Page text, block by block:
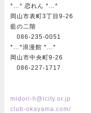
*…* 恋れん *…*
岡山市表町3丁目9-26
藍の二階
086-235-0051
*…*浪漫館 *…*
岡山市中央町9-26
086-227-1717
midori-h@icity.or.jp
club-okayama.com/